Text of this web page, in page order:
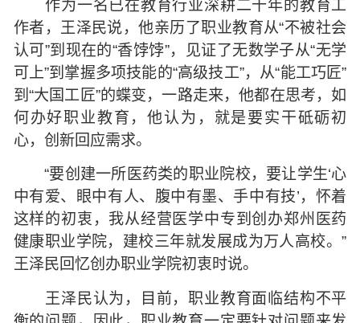
作为一名已在教育行业深耕二十年的教育工
作者，王泽民说，他亲历了职业教育从“不被社会
认可”到现在的“香饽饽”，见证了无数学子从“无学
可上”到掌握多项技能的“高级技工”，从“能工巧匠”
到“大国工匠”的蝶变，一路走来，他都在思考，如
何办好职业教育，他认为，就是要实干砥砺初
心，创新回应需求。
“要创建一所医药类的职业院校，要让学生‘心
中有爱、眼中有人、腹中有墨、手中有技’，怀着
这样的初衷，我从经营医学中专到创办郑州医药
健康职业学院，建校三年就发展成为万人高校。”
王泽民回忆创办职业学院初衷时说。
王泽民认为，目前，职业教育面临结构不平